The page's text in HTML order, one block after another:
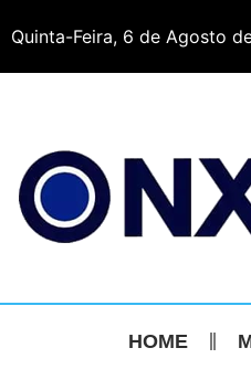
Quinta-Feira, 6 de Agosto
HOME